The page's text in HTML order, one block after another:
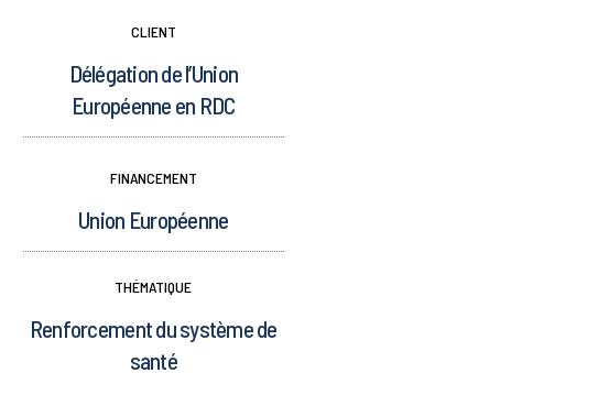
CLIENT
Délégation de l’Union
Européenne en RDC
FINANCEMENT
Union Européenne
THÉMATIQUE
Renforcement du système de
santé